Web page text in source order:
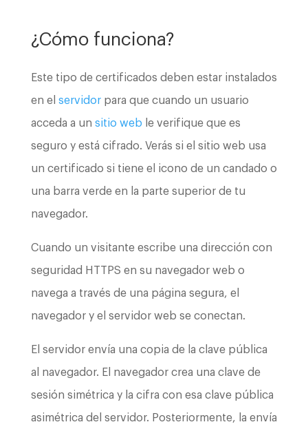
¿Cómo funciona?
Este tipo de certificados deben estar instalados
en el servidorpara que cuando un usuario
acceda a un sitio web le verifique que es
seguro y está cifrado. Verás si el sitio web usa
un certificado si tiene el icono de un candado o
una barra verde en la parte superior de tu
navegador.
Cuando un visitante escribe una dirección con
seguridad HTTPS en su navegador web o
navega a través de una página segura, el
navegador y el servidor web se conectan.
El servidor envía una copia de la clave pública
al navegador. El navegador crea una clave de
sesión simétrica y la cifra con esa clave pública
asimétrica del servidor. Posteriormente, la envía